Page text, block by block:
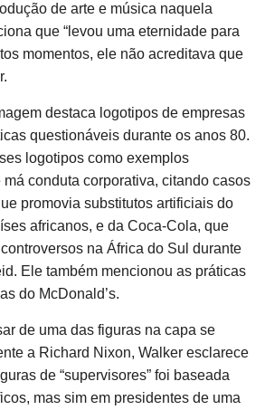
de arte e música naquela
que “levou uma eternidade para
momentos, ele não acreditava que
destaca logotipos de empresas
questionáveis durante os anos 80.
logotipos como exemplos
conduta corporativa, citando casos
promovia substitutos artificiais do
africanos, e da Coca-Cola, que
na África do Sul durante
Ele também mencionou as práticas
do McDonald’s.
de uma das figuras na capa se
a Richard Nixon, Walker esclarece
de “supervisores” foi baseada
mas sim em presidentes de uma